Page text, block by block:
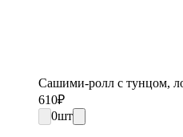
Сашими-ролл с тунцом,
610₽
0шт